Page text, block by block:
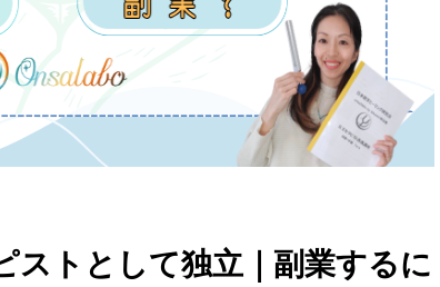
ストとして独立｜副業するに